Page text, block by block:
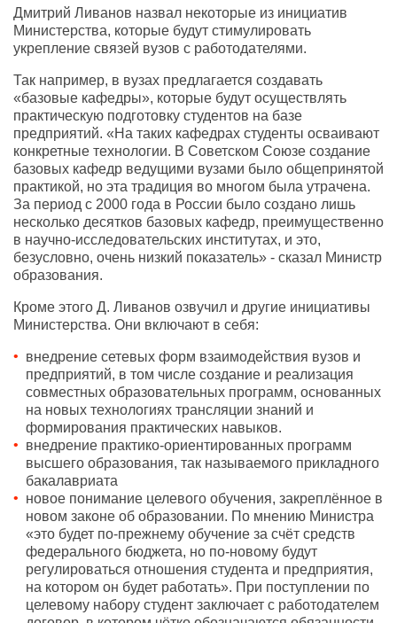
Дмитрий Ливанов назвал некоторые из инициатив
Министерства, которые будут стимулировать
укрепление связей вузов с работодателями.
Так например, в вузах предлагается создавать
«базовые кафедры», которые будут осуществлять
практическую подготовку студентов на базе
предприятий. «На таких кафедрах студенты осваивают
конкретные технологии. В Советском Союзе создание
базовых кафедр ведущими вузами было общепринятой
практикой, но эта традиция во многом была утрачена.
За период с 2000 года в России было создано лишь
несколько десятков базовых кафедр, преимущественно
в научно-исследовательских институтах, и это,
безусловно, очень низкий показатель» - сказал Министр
образования.
Кроме этого Д. Ливанов озвучил и другие инициативы
Министерства. Они включают в себя:
внедрение сетевых форм взаимодействия вузов и
предприятий, в том числе создание и реализация
совместных образовательных программ, основанных
на новых технологиях трансляции знаний и
формирования практических навыков.
внедрение практико-ориентированных программ
высшего образования, так называемого прикладного
бакалавриата
новое понимание целевого обучения, закреплённое в
новом законе об образовании. По мнению Министра
«это будет по-прежнему обучение за счёт средств
федерального бюджета, но по-новому будут
регулироваться отношения студента и предприятия,
на котором он будет работать». При поступлении по
целевому набору студент заключает с работодателем